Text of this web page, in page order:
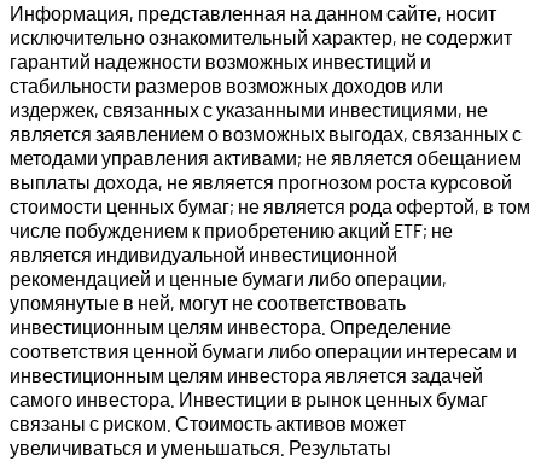
Информация, представленная на данном сайте, носит
исключительно ознакомительный характер, не содержит
гарантий надежности возможных инвестиций и
стабильности размеров возможных доходов или
издержек, связанных с указанными инвестициями, не
является заявлением о возможных выгодах, связанных с
методами управления активами; не является обещанием
выплаты дохода, не является прогнозом роста курсовой
стоимости ценных бумаг; не является рода офертой, в том
числе побуждением к приобретению акций ETF; не
является индивидуальной инвестиционной
рекомендацией и ценные бумаги либо операции,
упомянутые в ней, могут не соответствовать
инвестиционным целям инвестора. Определение
соответствия ценной бумаги либо операции интересам и
инвестиционным целям инвестора является задачей
самого инвестора. Инвестиции в рынок ценных бумаг
связаны с риском. Стоимость активов может
увеличиваться и уменьшаться. Результаты